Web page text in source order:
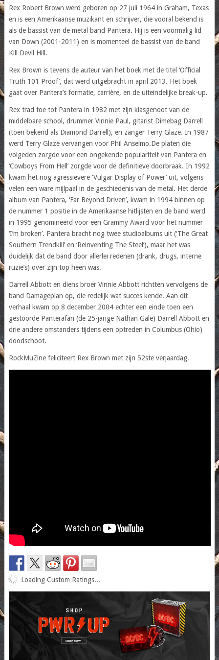
Rex Robert Brown werd geboren op 27 juli 1964 in Graham, Texas
en is een Amerikaanse muzikant en schrijver, die vooral bekend is
als de bassist van de metal band Pantera. Hij is een voormalig lid
van Down (2001-2011) en is momenteel de bassist van de band
Kill Devil Hill.
Rex Brown is tevens de auteur van het boek met de titel ‘Official
Truth 101 Proof’, dat werd uitgebracht in april 2013. Het boek
gaat over Pantera’s formatie, carrière, en de uiteindelijke break-up.
Rex trad toe tot Pantera in 1982 met zijn klasgenoot van de
middelbare school, drummer Vinnie Paul, gitarist Dimebag Darrell
(toen bekend als Diamond Darrell), en zanger Terry Glaze. In 1987
werd Terry Glaze vervangen voor Phil Anselmo.De platen die
volgeden zorgde voor een ongekende populariteit van Pantera en
‘Cowboys From Hell’ zorgde voor de definitieve doorbraak. In 1992
kwam het nog agressievere ‘Vulgar Display of Power’ uit, volgens
velen een ware mijlpaal in de geschiedenis van de metal. Het derde
album van Pantera, ‘Far Beyond Driven’, kwam in 1994 binnen op
de nummer 1 positie in de Amerikaanse hitlijsten en de band werd
in 1995 genomineerd voor een Grammy Award voor het nummer
‘I’m broken’. Pantera bracht nog twee studioalbums uit (‘The Great
Southern Trendkill’ en ‘Reinventing The Steel’), maar het was
duidelijk dat de band door allerlei redenen (drank, drugs, interne
ruzie’s) over zijn top heen was.
Darrell Abbott en diens broer Vinnie Abbott richtten vervolgens de
band Damageplan op, die redelijk wat succes kende. Aan dit
verhaal kwam op 8 december 2004 echter een einde toen een
gestoorde Panterafan (de 25-jarige Nathan Gale) Darrell Abbott en
drie andere omstanders tijdens een optreden in Columbus (Ohio)
doodschoot.
RockMuZine feliciteert Rex Brown met zijn 52ste verjaardag.
Loading Custom Ratings...